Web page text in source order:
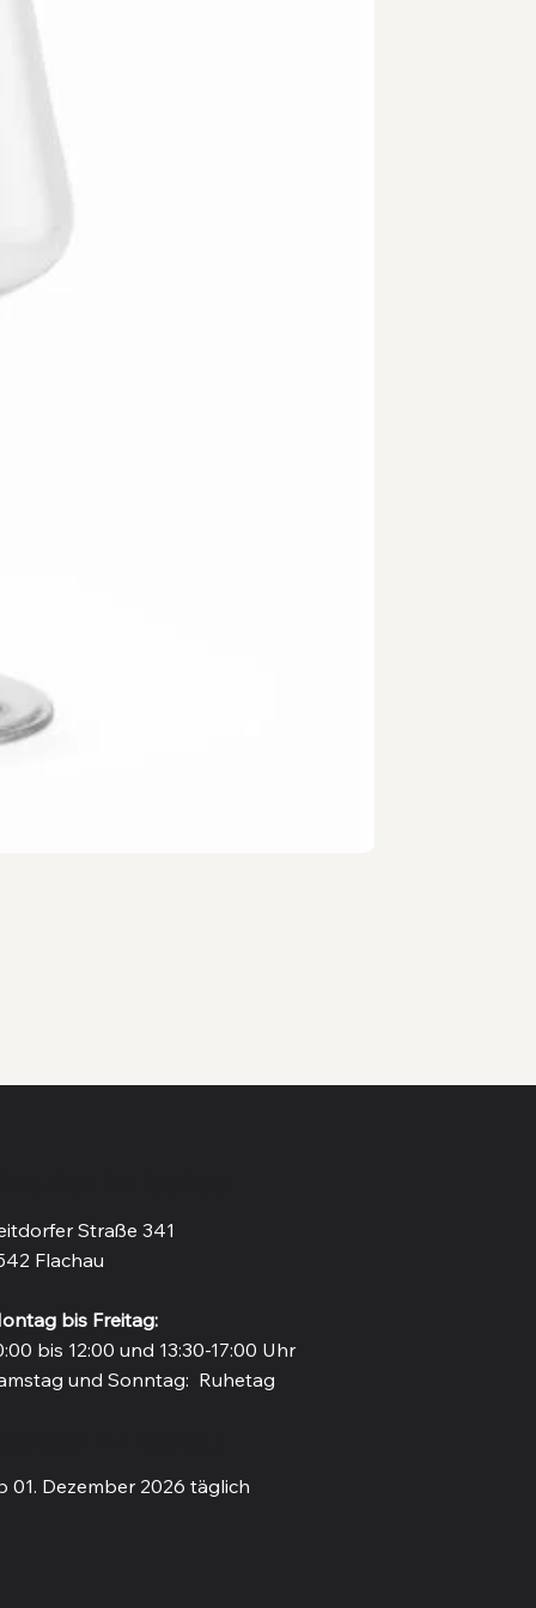
Straße 341
Flachau
bis Freitag:
bis 12:00 und 13:30-17:00 Uhr
und Sonntag: Ruhetag
01. Dezember 2026 täglich